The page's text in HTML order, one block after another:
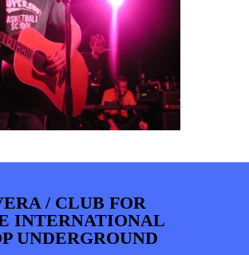
/ CLUB FOR
INTERNATIONAL
UNDERGROUND